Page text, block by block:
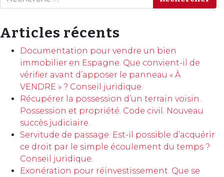
Articles récents
Documentation pour vendre un bien
immobilier en Espagne. Que convient-il de
vérifier avant d’apposer le panneau « À
VENDRE » ? Conseil juridique.
Récupérer la possession d’un terrain voisin.
Possession et propriété. Code civil. Nouveau
succès judiciaire.
Servitude de passage. Est-il possible d’acquérir
ce droit par le simple écoulement du temps ?
Conseil juridique.
Exonération pour réinvestissement. Que se